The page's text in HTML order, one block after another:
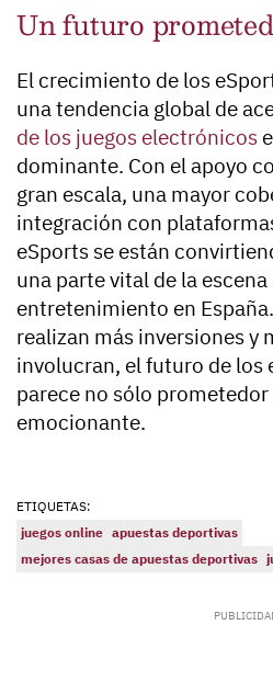
Un futuro
El crecimiento de los
una tendencia global de
de los juegos electrónicos
dominante. Con el apoyo
gran escala, una mayor
integración con
eSports se están
una parte vital de la
entretenimiento en
realizan más inversiones y
involucran, el futuro de los
parece no sólo
emocionante.
ETIQUETAS:
juegos online apuestas deportivas
mejores casas de apuestas deportivas